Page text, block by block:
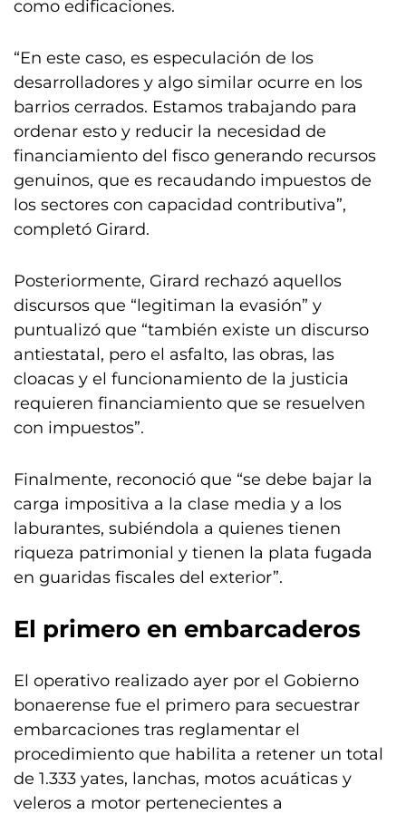
como edificaciones.
“En este caso, es especulación de los
desarrolladores y algo similar ocurre en los
barrios cerrados. Estamos trabajando para
ordenar esto y reducir la necesidad de
financiamiento del fisco generando recursos
genuinos, que es recaudando impuestos de
los sectores con capacidad contributiva”,
completó Girard.
Posteriormente, Girard rechazó aquellos
discursos que “legitiman la evasión” y
puntualizó que “también existe un discurso
antiestatal, pero el asfalto, las obras, las
cloacas y el funcionamiento de la justicia
requieren financiamiento que se resuelven
con impuestos”.
Finalmente, reconoció que “se debe bajar la
carga impositiva a la clase media y a los
laburantes, subiéndola a quienes tienen
riqueza patrimonial y tienen la plata fugada
en guaridas fiscales del exterior”.
El primero en embarcaderos
El operativo realizado ayer por el Gobierno
bonaerense fue el primero para secuestrar
embarcaciones tras reglamentar el
procedimiento que habilita a retener un total
de 1.333 yates, lanchas, motos acuáticas y
veleros a motor pertenecientes a